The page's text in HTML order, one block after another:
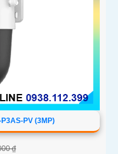
PV (3MP)
₫